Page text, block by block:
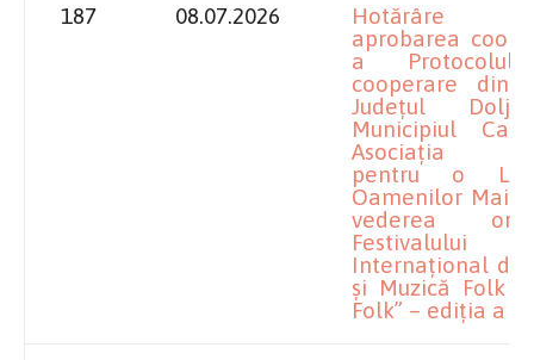
187 08.07.2026
Hotărâre
aprobarea
a
cooperare
Județul Dolj,
Municipiul
Asociația
pentru o
Oamenilor Mai
vederea
Festivalului
Internațional de
și Muzică Folk
Folk” – ediția a